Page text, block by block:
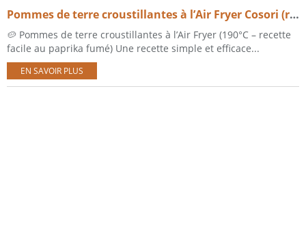
Pommes de terre croustillantes à l’Air Fryer Cosori (recette facile au paprika fumé)
🥔 Pommes de terre croustillantes à l’Air Fryer (190°C – recette
facile au paprika fumé) Une recette simple et efficace...
EN SAVOIR PLUS